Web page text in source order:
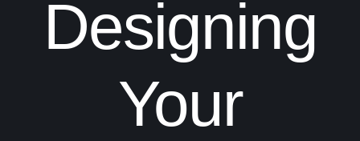
Designing
Your